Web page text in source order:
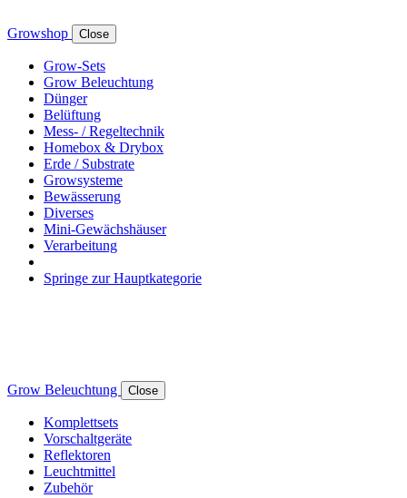
Growshop Close
Grow-Sets
Grow Beleuchtung
Dünger
Belüftung
Mess- / Regeltechnik
Homebox & Drybox
Erde / Substrate
Growsysteme
Bewässerung
Diverses
Mini-Gewächshäuser
Verarbeitung
Springe zur Hauptkategorie
Grow Beleuchtung Close
Komplettsets
Vorschaltgeräte
Reflektoren
Leuchtmittel
Zubehör